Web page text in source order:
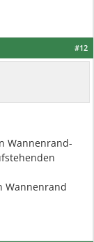
#12
Wannenrand-
Wannenrand